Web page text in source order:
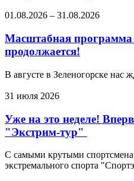
01.08.2026 – 31.08.2026
Масштабная программа
продолжается!
В августе в Зеленогорске нас
31 июля 2026
Уже на это неделе!
"Экстрим-тур"
С самыми крутыми
экстремального спорта